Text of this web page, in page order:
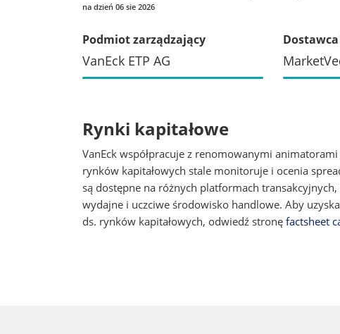
na dzień 06 sie 2026
Podmiot zarządzający
VanEck ETP AG
Rynki kapitałowe
VanEck współpracuje z renomowanymi
rynków kapitałowych stale monitoruje i ocenia
są dostępne na różnych platformach
wydajne i uczciwe środowisko handlowe. Aby
ds. rynków kapitałowych, odwiedź stronę factsheet